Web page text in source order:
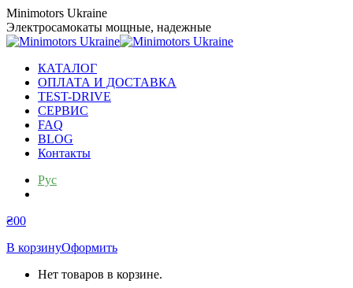
Перейти
к
содержанию
Minimotors Ukraine
Электросамокаты мощные, надежные
КАТАЛОГ
ОПЛАТА И ДОСТАВКА
TEST-DRIVE
СЕРВИС
FAQ
BLOG
Контакты
Рус
₴00
В корзинуОформить
Нет товаров в корзине.